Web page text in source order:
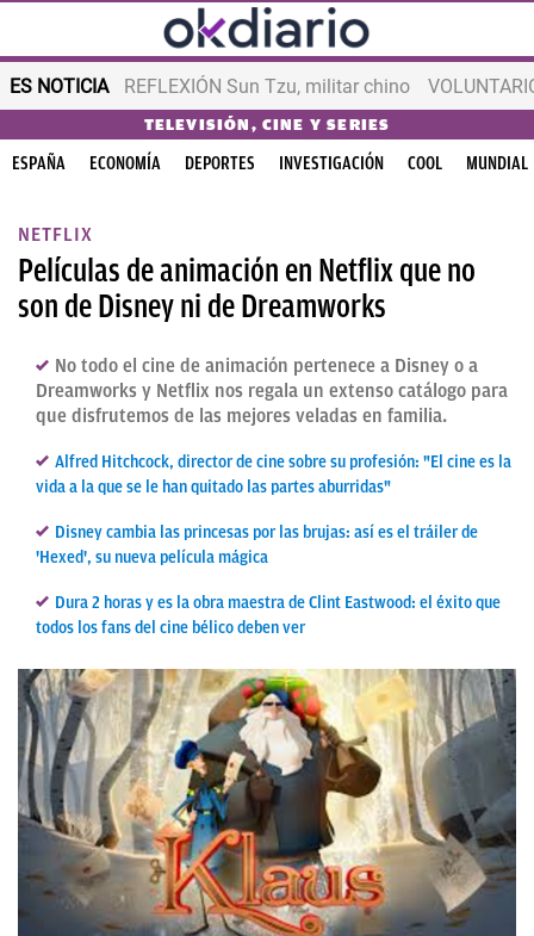
ES NOTICIA REFLEXIÓN Sun Tzu, militar chino
TELEVISIÓN, CINE Y SERIES
ESPAÑA ECONOMÍA DEPORTES INVESTIGACIÓN COOL MUNDIAL
NETFLIX
Películas de animación en Netflix que no
son de Disney ni de Dreamworks
No todo el cine de animación pertenece a Disney o a
Dreamworks y Netflix nos regala un extenso catálogo para
que disfrutemos de las mejores veladas en familia.
Alfred Hitchcock, director de cine sobre su profesión: "El cine es la
vida a la que se le han quitado las partes aburridas"
Disney cambia las princesas por las brujas: así es el tráiler de
'Hexed', su nueva película mágica
Dura 2 horas y es la obra maestra de Clint Eastwood: el éxito que
todos los fans del cine bélico deben ver